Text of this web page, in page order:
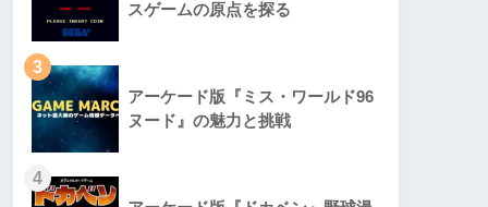
スゲームの原点を探る
3
アーケード版『ミス・ワールド96
ヌード』の魅力と挑戦
4